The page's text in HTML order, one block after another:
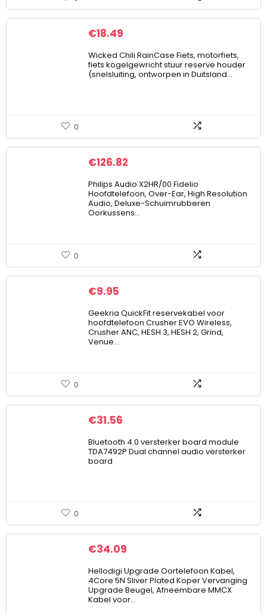
€18.49
Wicked Chili RainCase Fiets, motorfiets,
fiets kogelgewricht stuur reserve houder
(snelsluiting, ontworpen in Duitsland…
0
€126.82
Philips Audio X2HR/00 Fidelio
Hoofdtelefoon, Over-Ear, High Resolution
Audio, Deluxe-Schuimrubberen
Oorkussens…
0
€9.95
Geekria QuickFit reservekabel voor
hoofdtelefoon Crusher EVO Wireless,
Crusher ANC, HESH 3, HESH 2, Grind,
Venue…
0
€31.56
Bluetooth 4.0 versterker board module
TDA7492P Dual channel audio versterker
board
0
€34.09
Hellodigi Upgrade Oortelefoon Kabel,
4Core 5N Sliver Plated Koper Vervanging
Upgrade Beugel, Afneembare MMCX
Kabel voor…